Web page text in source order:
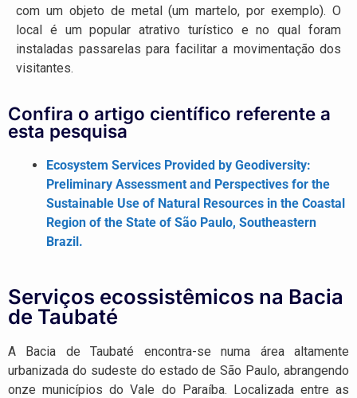
com um objeto de metal (um martelo, por exemplo). O
local é um popular atrativo turístico e no qual foram
instaladas passarelas para facilitar a movimentação dos
visitantes.
Confira o artigo científico referente a
esta pesquisa
Ecosystem Services Provided by Geodiversity:
Preliminary Assessment and Perspectives for the
Sustainable Use of Natural Resources in the Coastal
Region of the State of São Paulo, Southeastern
Brazil.
Serviços ecossistêmicos na Bacia
de Taubaté
A Bacia de Taubaté encontra-se numa área altamente
urbanizada do sudeste do estado de São Paulo, abrangendo
onze municípios do Vale do Paraíba. Localizada entre as